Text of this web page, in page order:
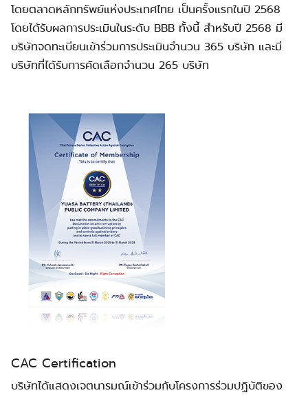
โดยตลาดหลักทรัพย์แห่งประเทศไทย เป็นครั้งแรกในปี 2568
โดยได้รับผลการประเมินในระดับ BBB ทั้งนี้ สำหรับปี 2568 มี
บริษัทจดทะเบียนเข้าร่วมการประเมินจำนวน 365 บริษัท และมี
บริษัทที่ได้รับการคัดเลือกจำนวน 265 บริษัท
CAC Certification
บริษัทได้แสดงเจตนารมณ์เข้าร่วมกับโครงการร่วมปฏิบัติของ